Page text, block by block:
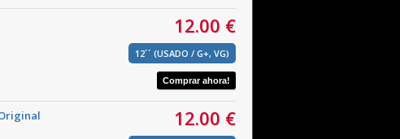
12.00 €
12´´ (USADO / G+, VG)
12.00 €